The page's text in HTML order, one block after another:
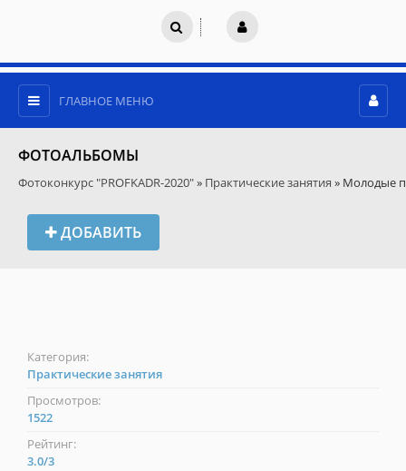
ГЛАВНОЕ МЕНЮ
ФОТОАЛЬБОМЫ
Фотоконкурс "PROFKADR-2020"» Практические занятия » Молодые
ДОБАВИТЬ
Категория:
Практические занятия
Просмотров:
1522
Рейтинг:
3.0/3